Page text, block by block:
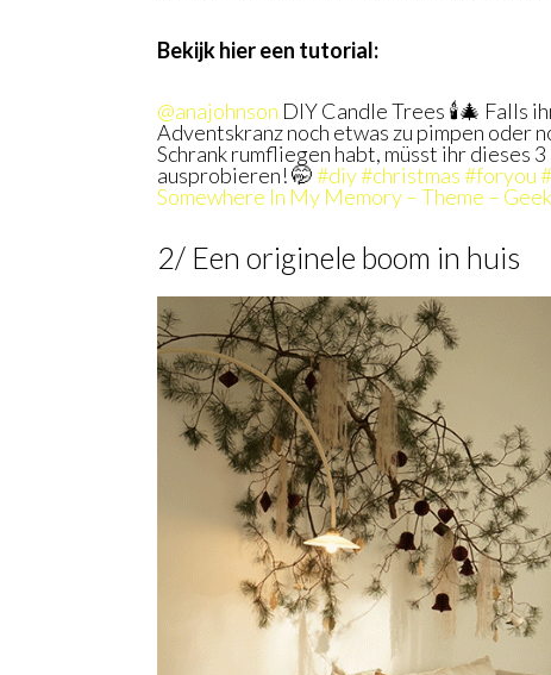
Bekijk hier een tutorial:
@anajohnson DIY Candle Trees 🕯️🎄 Falls
Adventskranz noch etwas zu pimpen oder
Schrank rumfliegen habt, müsst ihr dieses
ausprobieren! 🤭#diy#christmas#foryou
Somewhere In My Memory – Theme –
2/ Een originele boom in huis